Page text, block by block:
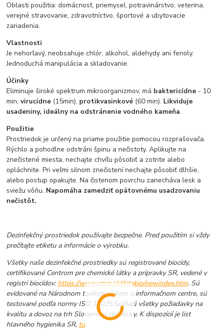
Oblasti použitia: domácnosť, priemysel, potravinárstvo, veterina,
verejné stravovanie, zdravotníctvo, športové a ubytovacie
zariadenia.
Vlastnosti
Je nehorľavý, neobsahuje chlór, alkohol, aldehydy ani fenoly.
Jednoduchá manipulácia a skladovanie.
Účinky
Eliminuje široké spektrum mikroorganizmov, má baktericídne - 10
min,virucídne (15min), protikvasinkové (60 min). Likviduje
usadeniny, ideálny na odstránenie vodného kameňa.
Použitie
Prostriedok je určený na priame použitie pomocou rozprašovača.
Rýchlo a pohodlne odstráni špinu a nečistoty. Aplikujte na
znečistené miesta, nechajte chvíľu pôsobiť a zotrite alebo
opláchnite. Pri veľmi silnom znečistení nechajte pôsobiť dlhšie,
alebo postup opakujte. Na čistenom povrchu zanecháva lesk a
sviežu vôňu. Napomáha zamedziť opätovnému usadzovaniu
nečistôt.
Dezinfekčný prostriedok používajte bezpečne. Pred použitím si vždy
prečítajte etiketu a informácie o výrobku.
Všetky naše dezinfekčné prostriedky sú registrované biocídy,
certifikované Centrom pre chemické látky a prípravky SR, vedené v
registri biocídov: https://www.ccsp.sk/databio/newindex.htm. Sú
evidované na Národnom toxikologickom a informačnom centre, sú
testované podľa normy ISO 17025.Spĺňajú všetky požiadavky na
kvalitu a dovoz na trh Slovenskej republiky. K dispozícií je list
hlavného hygienika SR, tu.